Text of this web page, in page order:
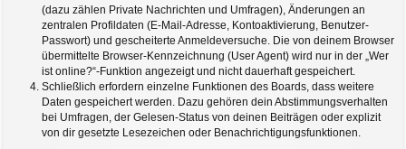
(dazu zählen Private Nachrichten und Umfragen), Änderungen an
zentralen Profildaten (E-Mail-Adresse, Kontoaktivierung, Benutzer-
Passwort) und gescheiterte Anmeldeversuche. Die von deinem Browser
übermittelte Browser-Kennzeichnung (User Agent) wird nur in der „Wer
ist online?“-Funktion angezeigt und nicht dauerhaft gespeichert.
Schließlich erfordern einzelne Funktionen des Boards, dass weitere
Daten gespeichert werden. Dazu gehören dein Abstimmungsverhalten
bei Umfragen, der Gelesen-Status von deinen Beiträgen oder explizit
von dir gesetzte Lesezeichen oder Benachrichtigungsfunktionen.